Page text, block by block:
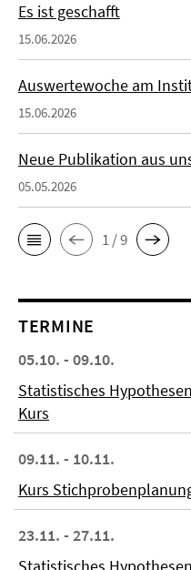
Es ist geschafft
15.06.2026
Auswertewoche am
15.06.2026
Neue Publikation aus
05.05.2026
1 / 9
TERMINE
05.10. - 09.10.
Statistisches
Kurs
09.11. - 10.11.
Kurs
23.11. - 27.11.